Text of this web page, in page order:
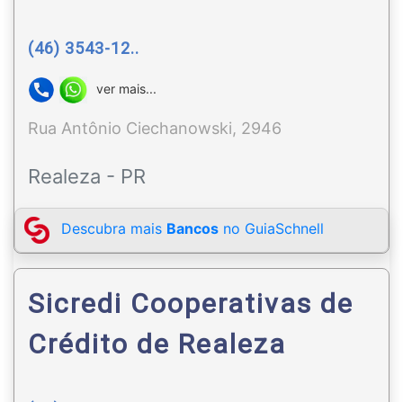
(46) 3543-12..
ver mais...
Rua Antônio Ciechanowski, 2946
Realeza - PR
Descubra mais Bancos no GuiaSchnell
Sicredi Cooperativas de
Crédito de Realeza